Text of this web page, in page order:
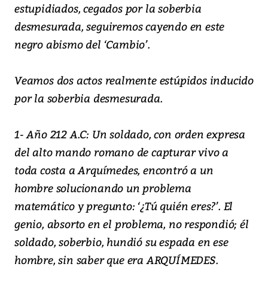
estupidiados, cegados por la soberbia
desmesurada, seguiremos cayendo en este
negro abismo del ‘Cambio’.
Veamos dos actos realmente estúpidos inducido
por la soberbia desmesurada.
1- Año 212 A.C: Un soldado, con orden expresa
del alto mando romano de capturar vivo a
toda costa a Arquímedes, encontró a un
hombre solucionando un problema
matemático y pregunto: ‘¿Tú quién eres?’. El
genio, absorto en el problema, no respondió; él
soldado, soberbio, hundió su espada en ese
hombre, sin saber que era ARQUÍMEDES.